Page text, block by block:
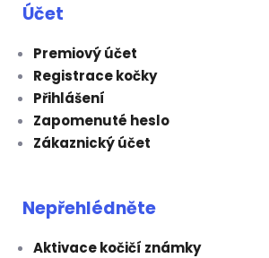
Účet
Premiový účet
Registrace kočky
Přihlášení
Zapomenuté heslo
Zákaznický účet
Nepřehlédněte
Aktivace kočičí známky